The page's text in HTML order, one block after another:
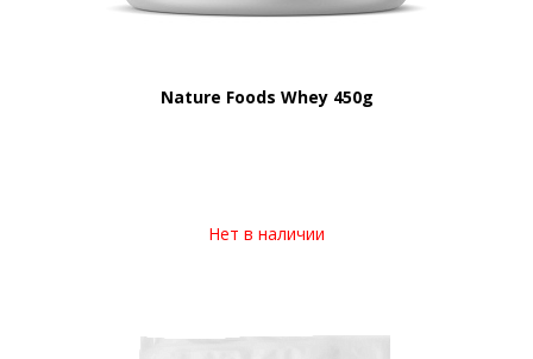
Nature Foods Whey 450g
Нет в наличии